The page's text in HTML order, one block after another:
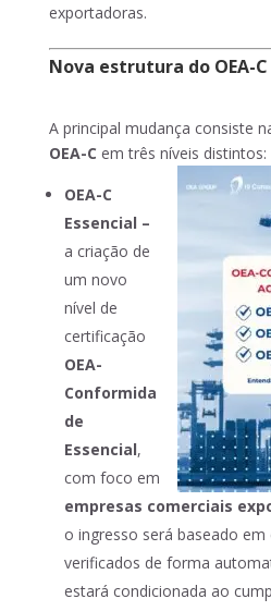
exportadoras.
Nova estrutura do OEA-C
A principal mudança consiste
OEA-C em três níveis distintos:
OEA-C
Essencial –
a criação de
um novo
nível de
certificação
OEA-
Conformida
de
Essencial,
com foco em
empresas comerciais
o ingresso será baseado
verificados de forma
estará condicionada ao